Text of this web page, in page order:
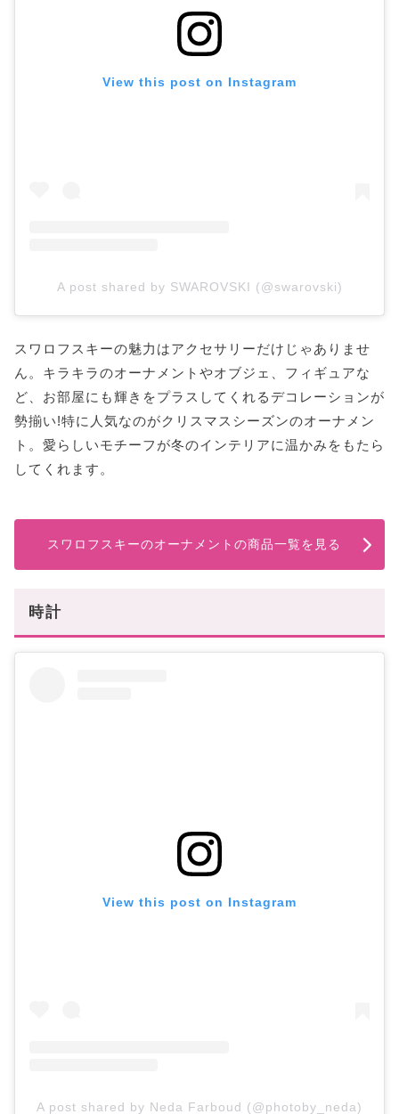
View this post on Instagram
A post shared by SWAROVSKI (@swarovski)
スワロフスキーの魅力はアクセサリーだけじゃありませ
ん。キラキラのオーナメントやオブジェ、フィギュアな
ど、お部屋にも輝きをプラスしてくれるデコレーションが
勢揃い!特に人気なのがクリスマスシーズンのオーナメン
ト。愛らしいモチーフが冬のインテリアに温かみをもたら
してくれます。
スワロフスキーのオーナメントの商品一覧を見る
時計
View this post on Instagram
A post shared by Neda Farboud (@photoby_neda)